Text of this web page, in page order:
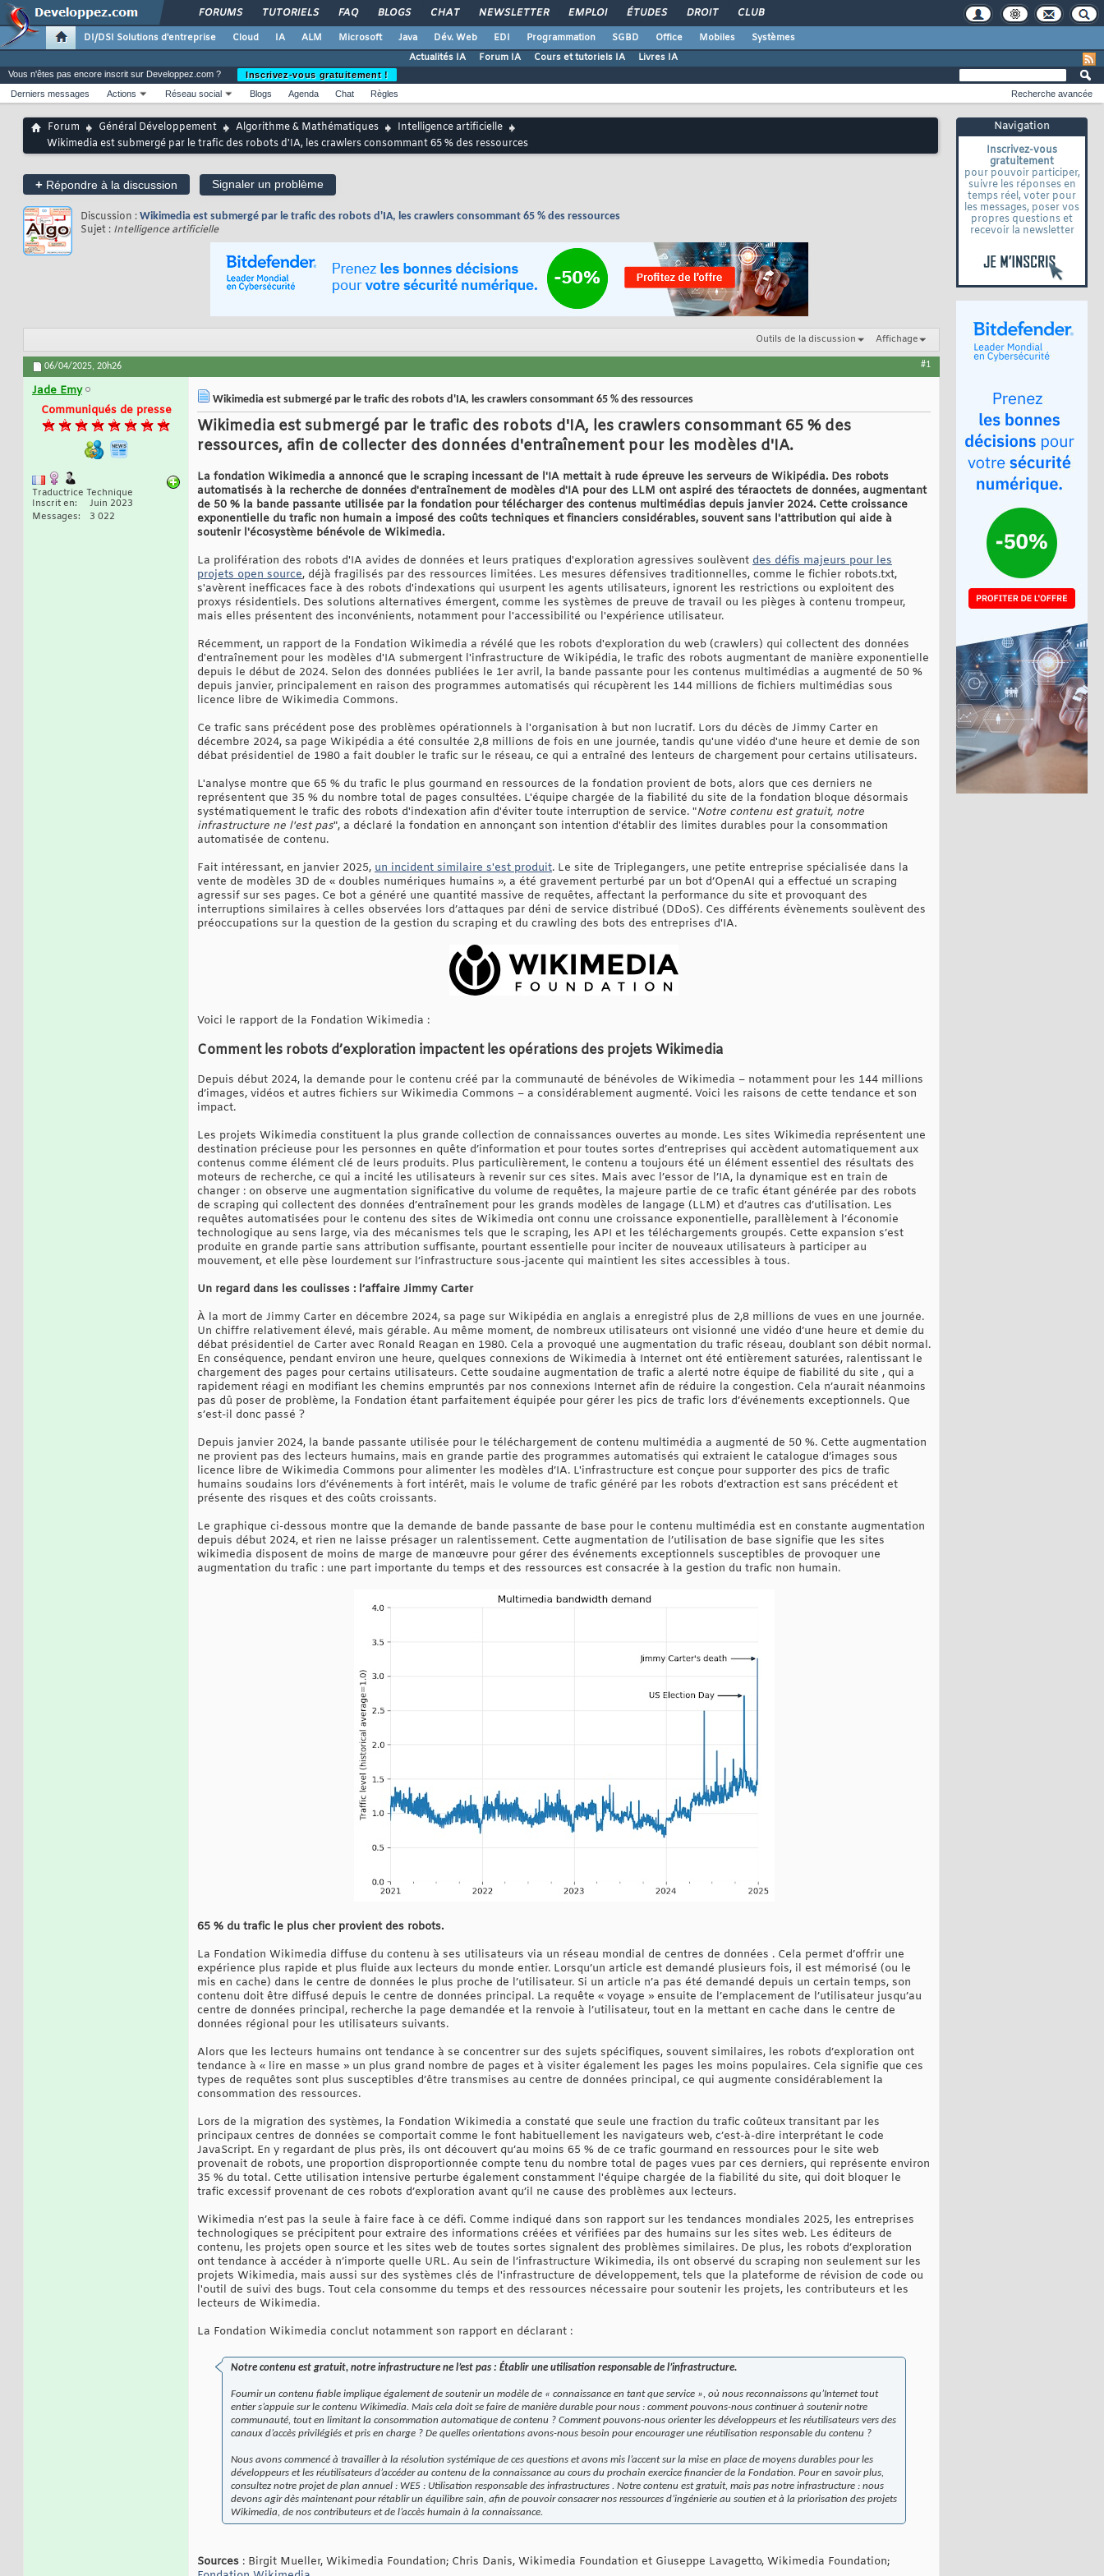
FORUMS TUTORIELS FAQ BLOGS CHAT NEWSLETTER EMPLOI ÉTUDES DROIT CLUB
DI/DSI Solutions d'entreprise Cloud IA ALM Microsoft Java Dév. Web EDI Programmation SGBD Office Mobiles
Systèmes
Actualités IA
Forum IA Cours et tutoriels IA Livres IA
Navigation
Inscrivez-vous
gratuitement
pour pouvoir participer,
suivre les réponses en
temps réel, voter pour
les messages, poser vos
propres questions et
recevoir la newsletter
Vous n'êtes pas encore inscrit sur Developpez.com ?
Inscrivez-vous gratuitement !
Derniers messages
Actions Réseau social Blogs Agenda Chat Règles Recherche avancée
Forum Général Développement Algorithme & Mathématiques
Intelligence artificielle
Wikimedia est submergé par le trafic des robots d'IA, les crawlers consommant 65 % des ressources
+ Répondre à la discussion Signaler un problème
Discussion : Wikimedia est submergé par le trafic des robots d'IA, les crawlers consommant 65 % des ressources
Sujet : Intelligence artificielle
Outils de la discussion Affichage
06/04/2025, 20h26 #1
Jade Emy
Communiqués de presse
Traductrice Technique
Inscrit en
Juin 2023
Messages
3 022
Wikimedia est submergé par le trafic des robots d'IA, les crawlers consommant 65 % des ressources
Wikimedia est submergé par le trafic des robots d'IA, les crawlers consommant 65 % des
ressources, afin de collecter des données d'entraînement pour les modèles d'IA.
La fondation Wikimedia a annoncé que le scraping incessant de l'IA mettait à rude épreuve les serveurs de Wikipédia. Des robots
automatisés à la recherche de données d'entraînement de modèles d'IA pour des LLM ont aspiré des téraoctets de données, augmentant
de 50 % la bande passante utilisée par la fondation pour télécharger des contenus multimédias depuis janvier 2024. Cette croissance
exponentielle du trafic non humain a imposé des coûts techniques et financiers considérables, souvent sans l'attribution qui aide à
soutenir l'écosystème bénévole de Wikimedia.
La prolifération des robots d'IA avides de données et leurs pratiques d'exploration agressives soulèvent des défis majeurs pour les
projets open source, déjà fragilisés par des ressources limitées. Les mesures défensives traditionnelles, comme le fichier robots.txt,
s'avèrent inefficaces face à des robots d'indexations qui usurpent les agents utilisateurs, ignorent les restrictions ou exploitent des
proxys résidentiels. Des solutions alternatives émergent, comme les systèmes de preuve de travail ou les pièges à contenu trompeur,
mais elles présentent des inconvénients, notamment pour l'accessibilité ou l'expérience utilisateur.
Récemment, un rapport de la Fondation Wikimedia a révélé que les robots d'exploration du web (crawlers) qui collectent des données
d'entraînement pour les modèles d'IA submergent l'infrastructure de Wikipédia, le trafic des robots augmentant de manière exponentielle
depuis le début de 2024. Selon des données publiées le 1er avril, la bande passante pour les contenus multimédias a augmenté de 50 %
depuis janvier, principalement en raison des programmes automatisés qui récupèrent les 144 millions de fichiers multimédias sous
licence libre de Wikimedia Commons.
Ce trafic sans précédent pose des problèmes opérationnels à l'organisation à but non lucratif. Lors du décès de Jimmy Carter en
décembre 2024, sa page Wikipédia a été consultée 2,8 millions de fois en une journée, tandis qu'une vidéo d'une heure et demie de son
débat présidentiel de 1980 a fait doubler le trafic sur le réseau, ce qui a entraîné des lenteurs de chargement pour certains utilisateurs.
L'analyse montre que 65 % du trafic le plus gourmand en ressources de la fondation provient de bots, alors que ces derniers ne
représentent que 35 % du nombre total de pages consultées. L'équipe chargée de la fiabilité du site de la fondation bloque désormais
systématiquement le trafic des robots d'indexation afin d'éviter toute interruption de service. "Notre contenu est gratuit, notre
infrastructure ne l'est pas", a déclaré la fondation en annonçant son intention d'établir des limites durables pour la consommation
automatisée de contenu.
Fait intéressant, en janvier 2025, un incident similaire s'est produit. Le site de Triplegangers, une petite entreprise spécialisée dans la
vente de modèles 3D de « doubles numériques humains », a été gravement perturbé par un bot d’OpenAI qui a effectué un scraping
agressif sur ses pages. Ce bot a généré une quantité massive de requêtes, affectant la performance du site et provoquant des
interruptions similaires à celles observées lors d’attaques par déni de service distribué (DDoS). Ces différents évènements soulèvent des
préoccupations sur la question de la gestion du scraping et du crawling des bots des entreprises d'IA.
Voici le rapport de la Fondation Wikimedia :
Comment les robots d’exploration impactent les opérations des projets Wikimedia
Depuis début 2024, la demande pour le contenu créé par la communauté de bénévoles de Wikimedia – notamment pour les 144 millions
d’images, vidéos et autres fichiers sur Wikimedia Commons – a considérablement augmenté. Voici les raisons de cette tendance et son
impact.
Les projets Wikimedia constituent la plus grande collection de connaissances ouvertes au monde. Les sites Wikimedia représentent une
destination précieuse pour les personnes en quête d’information et pour toutes sortes d’entreprises qui accèdent automatiquement aux
contenus comme élément clé de leurs produits. Plus particulièrement, le contenu a toujours été un élément essentiel des résultats des
moteurs de recherche, ce qui a incité les utilisateurs à revenir sur ces sites. Mais avec l’essor de l’IA, la dynamique est en train de
changer : on observe une augmentation significative du volume de requêtes, la majeure partie de ce trafic étant générée par des robots
de scraping qui collectent des données d’entraînement pour les grands modèles de langage (LLM) et d’autres cas d’utilisation. Les
requêtes automatisées pour le contenu des sites de Wikimedia ont connu une croissance exponentielle, parallèlement à l’économie
technologique au sens large, via des mécanismes tels que le scraping, les API et les téléchargements groupés. Cette expansion s’est
produite en grande partie sans attribution suffisante, pourtant essentielle pour inciter de nouveaux utilisateurs à participer au
mouvement, et elle pèse lourdement sur l’infrastructure sous-jacente qui maintient les sites accessibles à tous.
Un regard dans les coulisses : l’affaire Jimmy Carter
À la mort de Jimmy Carter en décembre 2024, sa page sur Wikipédia en anglais a enregistré plus de 2,8 millions de vues en une journée.
Un chiffre relativement élevé, mais gérable. Au même moment, de nombreux utilisateurs ont visionné une vidéo d’une heure et demie du
débat présidentiel de Carter avec Ronald Reagan en 1980. Cela a provoqué une augmentation du trafic réseau, doublant son débit normal.
En conséquence, pendant environ une heure, quelques connexions de Wikimedia à Internet ont été entièrement saturées, ralentissant le
chargement des pages pour certains utilisateurs. Cette soudaine augmentation de trafic a alerté notre équipe de fiabilité du site , qui a
rapidement réagi en modifiant les chemins empruntés par nos connexions Internet afin de réduire la congestion. Cela n’aurait néanmoins
pas dû poser de problème, la Fondation étant parfaitement équipée pour gérer les pics de trafic lors d’événements exceptionnels. Que
s’est-il donc passé ?
Depuis janvier 2024, la bande passante utilisée pour le téléchargement de contenu multimédia a augmenté de 50 %. Cette augmentation
ne provient pas des lecteurs humains, mais en grande partie des programmes automatisés qui extraient le catalogue d’images sous
licence libre de Wikimedia Commons pour alimenter les modèles d’IA. L'infrastructure est conçue pour supporter des pics de trafic
humains soudains lors d’événements à fort intérêt, mais le volume de trafic généré par les robots d’extraction est sans précédent et
présente des risques et des coûts croissants.
Le graphique ci-dessous montre que la demande de bande passante de base pour le contenu multimédia est en constante augmentation
depuis début 2024, et rien ne laisse présager un ralentissement. Cette augmentation de l’utilisation de base signifie que les sites
wikimedia disposent de moins de marge de manœuvre pour gérer des événements exceptionnels susceptibles de provoquer une
augmentation du trafic : une part importante du temps et des ressources est consacrée à la gestion du trafic non humain.
65 % du trafic le plus cher provient des robots.
La Fondation Wikimedia diffuse du contenu à ses utilisateurs via un réseau mondial de centres de données . Cela permet d’offrir une
expérience plus rapide et plus fluide aux lecteurs du monde entier. Lorsqu’un article est demandé plusieurs fois, il est mémorisé (ou le
mis en cache) dans le centre de données le plus proche de l’utilisateur. Si un article n’a pas été demandé depuis un certain temps, son
contenu doit être diffusé depuis le centre de données principal. La requête « voyage » ensuite de l’emplacement de l’utilisateur jusqu’au
centre de données principal, recherche la page demandée et la renvoie à l’utilisateur, tout en la mettant en cache dans le centre de
données régional pour les utilisateurs suivants.
Alors que les lecteurs humains ont tendance à se concentrer sur des sujets spécifiques, souvent similaires, les robots d’exploration ont
tendance à « lire en masse » un plus grand nombre de pages et à visiter également les pages les moins populaires. Cela signifie que ces
types de requêtes sont plus susceptibles d’être transmises au centre de données principal, ce qui augmente considérablement la
consommation des ressources.
Lors de la migration des systèmes, la Fondation Wikimedia a constaté que seule une fraction du trafic coûteux transitant par les
principaux centres de données se comportait comme le font habituellement les navigateurs web, c’est-à-dire interprétant le code
JavaScript. En y regardant de plus près, ils ont découvert qu’au moins 65 % de ce trafic gourmand en ressources pour le site web
provenait de robots, une proportion disproportionnée compte tenu du nombre total de pages vues par ces derniers, qui représente environ
35 % du total. Cette utilisation intensive perturbe également constamment l'équipe chargée de la fiabilité du site, qui doit bloquer le
trafic excessif provenant de ces robots d’exploration avant qu’il ne cause des problèmes aux lecteurs.
Wikimedia n’est pas la seule à faire face à ce défi. Comme indiqué dans son rapport sur les tendances mondiales 2025, les entreprises
technologiques se précipitent pour extraire des informations créées et vérifiées par des humains sur les sites web. Les éditeurs de
contenu, les projets open source et les sites web de toutes sortes signalent des problèmes similaires. De plus, les robots d’exploration
ont tendance à accéder à n’importe quelle URL. Au sein de l’infrastructure Wikimedia, ils ont observé du scraping non seulement sur les
projets Wikimedia, mais aussi sur des systèmes clés de l'infrastructure de développement, tels que la plateforme de révision de code ou
l'outil de suivi des bugs. Tout cela consomme du temps et des ressources nécessaire pour soutenir les projets, les contributeurs et les
lecteurs de Wikimedia.
La Fondation Wikimedia conclut notamment son rapport en déclarant :
Notre contenu est gratuit, notre infrastructure ne l’est pas : Établir une utilisation responsable de l’infrastructure.
Fournir un contenu fiable implique également de soutenir un modèle de « connaissance en tant que service », où nous reconnaissons qu’Internet tout
entier s’appuie sur le contenu Wikimedia. Mais cela doit se faire de manière durable pour nous : comment pouvons-nous continuer à soutenir notre
communauté, tout en limitant la consommation automatique de contenu ? Comment pouvons-nous orienter les développeurs et les réutilisateurs vers des
canaux d’accès privilégiés et pris en charge ? De quelles orientations avons-nous besoin pour encourager une réutilisation responsable du contenu ?
Nous avons commencé à travailler à la résolution systémique de ces questions et avons mis l’accent sur la mise en place de moyens durables pour les
développeurs et les réutilisateurs d’accéder au contenu de la connaissance au cours du prochain exercice financier de la Fondation. Pour en savoir plus,
consultez notre projet de plan annuel : WE5 : Utilisation responsable des infrastructures . Notre contenu est gratuit, mais pas notre infrastructure : nous
devons agir dès maintenant pour rétablir un équilibre sain, afin de pouvoir consacrer nos ressources d’ingénierie au soutien et à la priorisation des projets
Wikimedia, de nos contributeurs et de l’accès humain à la connaissance.
Sources : Birgit Mueller, Wikimedia Foundation; Chris Danis, Wikimedia Foundation et Giuseppe Lavagetto, Wikimedia Foundation;